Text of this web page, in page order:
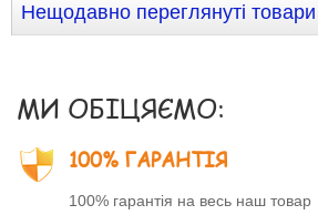
Нещодавно переглянуті товари
МИ ОБІЦЯЄМО:
100% ГАРАНТІЯ
100% гарантія на весь наш товар